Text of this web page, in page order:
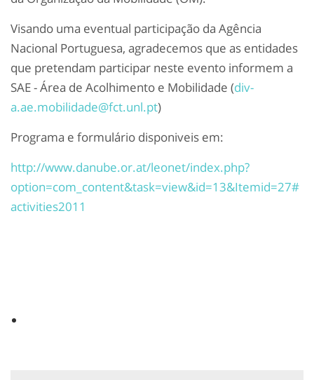
Visando uma eventual participação da Agência
Nacional Portuguesa, agradecemos que as entidades
que pretendam participar neste evento informem a
SAE - Área de Acolhimento e Mobilidade (div-
a.ae.mobilidade@fct.unl.pt)
Programa e formulário disponiveis em:
http://www.danube.or.at/leonet/index.php?
option=com_content&task=view&id=13&Itemid=27#
activities2011